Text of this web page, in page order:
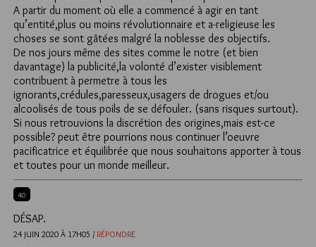
A partir du moment où elle a commencé à agir en tant
qu’entité,plus ou moins révolutionnaire et a-religieuse les
choses se sont gâtées malgré la noblesse des objectifs.
De nos jours même des sites comme le notre (et bien
davantage) la publicité,la volonté d’exister visiblement
contribuent à permetre à tous les
ignorants,crédules,paresseux,usagers de drogues et/ou
alcoolisés de tous poils de se défouler. (sans risques surtout).
Si nous retrouvions la discrétion des origines,mais est-ce
possible? peut être pourrions nous continuer l’oeuvre
pacificatrice et équilibrée que nous souhaitons apporter à tous
et toutes pour un monde meilleur.
40
DÉSAP.
24 JUIN 2020 À 17H05 / RÉPONDRE